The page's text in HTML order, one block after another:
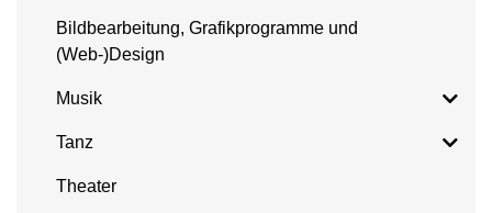
Bildbearbeitung, Grafikprogramme und
(Web-)Design
Musik
Tanz
Theater